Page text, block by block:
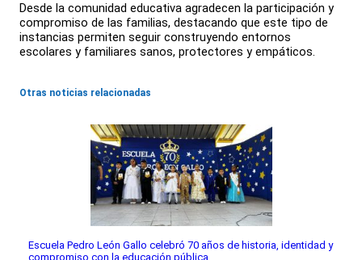
Desde la comunidad educativa agradecen la participación y
compromiso de las familias, destacando que este tipo de
instancias permiten seguir construyendo entornos
escolares y familiares sanos, protectores y empáticos.
Otras noticias relacionadas
Escuela Pedro León Gallo celebró 70 años de historia, identidad y
compromiso con la educación pública